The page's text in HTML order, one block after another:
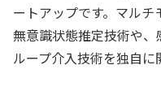
ートアップです。マル
無意識状態推定技術や
ループ介入技術を独自に